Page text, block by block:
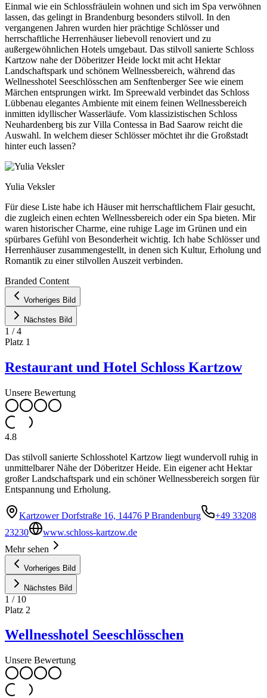
Einmal wie ein Schlossfräulein wohnen und sich im Spa verwöhnen
lassen, das gelingt in Brandenburg besonders stilvoll. In den
vergangenen Jahren wurden hier prächtige Schlösser und
herrschaftliche Herrenhäuser liebevoll renoviert und zu
außergewöhnlichen Hotels umgebaut. Das stilvoll sanierte Schloss
Kartzow nahe der Döberitzer Heide lockt mit acht Hektar
Landschaftspark und schönem Wellnessbereich, während das
Wellnesshotel Seeschlösschen am Senftenberger See wie einem
Märchen entsprungen wirkt. Im Spreewald verbindet das Schloss
Lübbenau elegantes Ambiente mit einem feinen Wellnessbereich
inmitten idyllischer Wasserläufe. Vom klassizistischen Schloss
Neuhardenberg bis zur Villa Contessa in Bad Saarow reicht die
Auswahl. In welchem dieser Schlösser möchtet ihr die Großstadt
hinter euch lassen?
Yulia Veksler
Für diese Liste habe ich Häuser mit herrschaftlichem Flair gesucht,
die zugleich einen echten Wellnessbereich oder ein Spa bieten. Mir
waren historischer Charme, eine ruhige Lage im Grünen und ein
spürbares Gefühl von Besonderheit wichtig. Ich habe Schlösser und
Herrenhäuser zusammengestellt, in denen sich Kultur, Erholung und
Romantik zu einer stilvollen Auszeit verbinden.
+
−
Branded Content
Vorheriges Bild
Nächstes Bild
1 /4
Platz 1
Restaurant und Hotel Schloss Kartzow
Unsere Bewertung
4.8
Das stilvoll sanierte Schlosshotel Kartzow liegt wundervoll ruhig in
unmittelbarer Nähe der Döberitzer Heide. Ein eigener acht Hektar
großer Landschaftspark und ein schöner Wellnessbereich sorgen für
Entspannung und Erholung.
Kartzower Dorfstraße 16, 14476 P Brandenburg
+49 33208
23230
www.schloss-kartzow.de
Mehr sehen
Vorheriges Bild
Nächstes Bild
1 / 10
Platz 2
Wellnesshotel Seeschlösschen
Unsere Bewertung